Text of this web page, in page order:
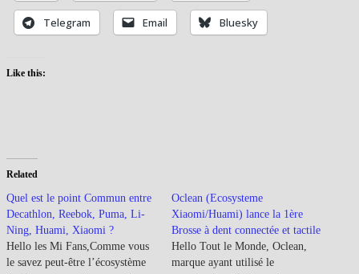
Telegram Email Bluesky
Like this:
Related
Quel est le point Commun entre
Decathlon, Reebok, Puma, Li-
Ning, Huami, Xiaomi ?
Hello les Mi Fans,Comme vous
le savez peut-être l’écosystème
Oclean (Ecosysteme
Xiaomi/Huami) lance la 1ère
Brosse à dent connectée et tactile
Hello Tout le Monde, Oclean,
marque ayant utilisé le